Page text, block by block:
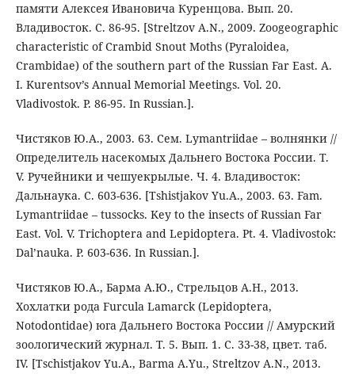
памяти Алексея Ивановича Куренцова. Вып. 20.
Владивосток. С. 86-95. [Streltzov A.N., 2009. Zoogeographic
characteristic of Crambid Snout Moths (Pyraloidea,
Crambidae) of the southern part of the Russian Far East. A.
I. Kurentsov’s Annual Memorial Meetings. Vol. 20.
Vladivostok. P. 86-95. In Russian.].
Чистяков Ю.А., 2003. 63. Сем. Lymantriidae – волнянки //
Определитель насекомых Дальнего Востока России. Т.
V. Ручейники и чешуекрылые. Ч. 4. Владивосток:
Дальнаука. С. 603-636. [Tshistjakov Yu.A., 2003. 63. Fam.
Lymantriidae – tussocks. Key to the insects of Russian Far
East. Vol. V. Trichoptera and Lepidoptera. Pt. 4. Vladivostok:
Dal’nauka. P. 603-636. In Russian.].
Чистяков Ю.А., Барма А.Ю., Стрельцов А.Н., 2013.
Хохлатки рода Furcula Lamarck (Lepidoptera,
Notodontidae) юга Дальнего Востока России // Амурский
зоологический журнал. Т. 5. Вып. 1. С. 33-38, цвет. таб.
IV. [Tschistjakov Yu.A., Barma A.Yu., Streltzov A.N., 2013.